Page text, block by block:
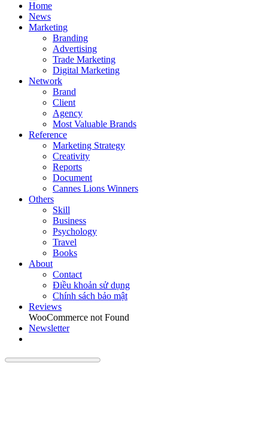
Home
News
Marketing
Branding
Advertising
Trade Marketing
Digital Marketing
Network
Brand
Client
Agency
Most Valuable Brands
Reference
Marketing Strategy
Creativity
Reports
Document
Cannes Lions Winners
Others
Skill
Business
Psychology
Travel
Books
About
Contact
Điều khoản sử dụng
Chính sách bảo mật
Reviews
WooCommerce not Found
Newsletter